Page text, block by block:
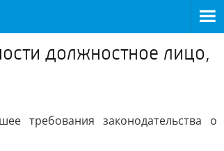
должностное лицо,
требования законодательства о